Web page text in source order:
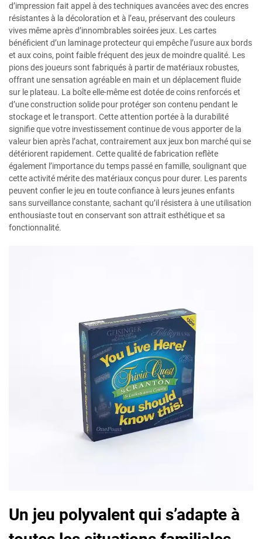
d’impression fait appel à des techniques avancées avec des encres
résistantes à la décoloration et à l’eau, préservant des couleurs
vives même après d’innombrables soirées jeux. Les cartes
bénéficient d’un laminage protecteur qui empêche l’usure aux bords
et aux coins, point faible fréquent des jeux de moindre qualité. Les
pions des joueurs sont fabriqués à partir de matériaux robustes,
offrant une sensation agréable en main et un déplacement fluide
sur le plateau. La boîte elle-même est dotée de coins renforcés et
d’une construction solide pour protéger son contenu pendant le
stockage et le transport. Cette attention portée à la durabilité
signifie que votre investissement continue de vous apporter de la
valeur bien après l’achat, contrairement aux jeux bon marché qui se
détériorent rapidement. Cette qualité de fabrication reflète
également l’importance du temps passé en famille, soulignant que
cette activité mérite des matériaux conçus pour durer. Les parents
peuvent confier le jeu en toute confiance à leurs jeunes enfants
sans surveillance constante, sachant qu’il résistera à une utilisation
enthousiaste tout en conservant son attrait esthétique et sa
fonctionnalité.
Un jeu polyvalent qui s’adapte à